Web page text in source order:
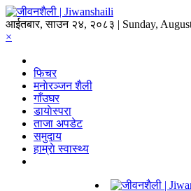
आईतबार, साउन २४, २०८३ | Sunday,
×
फिचर
मनाेरञ्जन शैली
गाँउघर
डायाेस्परा
ताजा अपडेट
समुदाय
हाम्राे स्वास्थ्य